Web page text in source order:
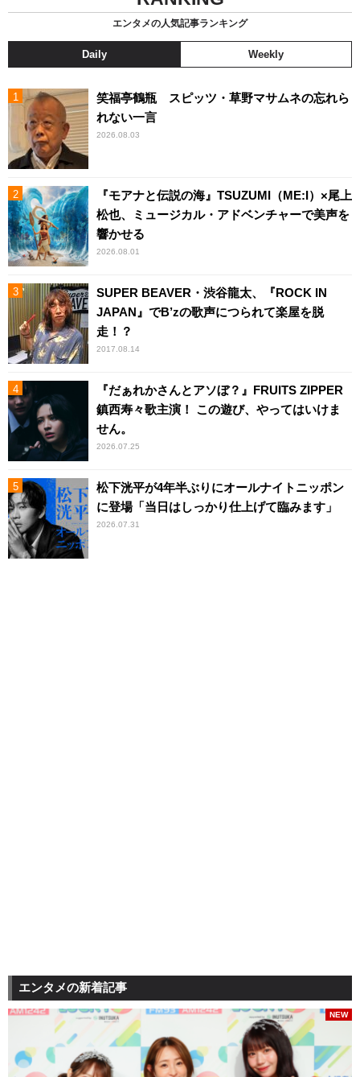
エンタメの人気記事ランキング
Daily Weekly
笑福亭鶴瓶 スピッツ・草野マサムネの忘れら
れない一言
2026.08.03
『モアナと伝説の海』TSUZUMI（ME:I）×尾上
松也、ミュージカル・アドベンチャーで美声を
響かせる
2026.08.01
SUPER BEAVER・渋谷龍太、『ROCK IN
JAPAN』でB’zの歌声につられて楽屋を脱
走！？
2017.08.14
『だぁれかさんとアソぼ？』FRUITS ZIPPER
鎮西寿々歌主演！ この遊び、やってはいけま
せん。
2026.07.25
松下洸平が4年半ぶりにオールナイトニッポン
に登場「当日はしっかり仕上げて臨みます」
2026.07.31
エンタメの新着記事
NEW